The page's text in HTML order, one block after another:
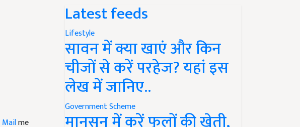
Mailme
Latest feeds
Lifestyle
सावन में क्या खाएं और किन
चीजों से करें परहेज? यहां इस
लेख में जानिए..
Government Scheme